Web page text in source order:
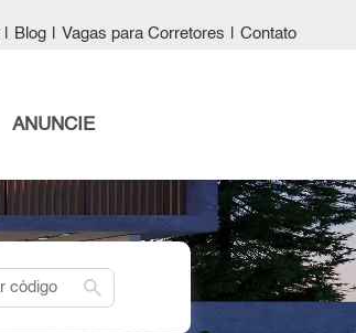
Blog Vagas para Corretores Contato
ANUNCIE
search